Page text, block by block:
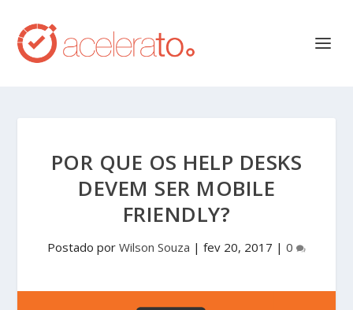
POR QUE OS HELP DESKS
DEVEM SER MOBILE
FRIENDLY?
Postado por Wilson Souza | fev 20, 2017 | 0